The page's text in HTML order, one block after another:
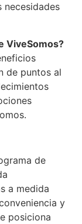
necesidades
ViveSomos?
de puntos al
de
a medida
y
posiciona